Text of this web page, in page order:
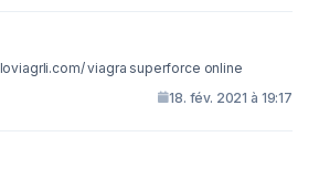
genetic viagra http://kloviagrli.com/ viagra superforce online
18. fév. 2021 à 19:17